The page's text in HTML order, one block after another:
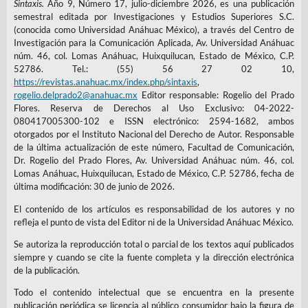
https://dialnet.unirioja.es/servlet/articulo?codigo=6181098
Mattelart, A. (2001). Historia de la sociedad de la información.
Paidos serie comunicación.https://octavioislas.com/wp-
content/uploads/2017/04/mattelart-armand-historia-de-la-
sociedad-de-la-informacion.pdf
Monterde M. (2015). Emergencia, evolución y efectos del
movimiento red 15M. Una aproximación tecnopolítica [Tesis
doctoral, Universitat Oberta de Catalunya]. UOC.
http://openaccess.uoc.edu/webapps/o2/handle/10609/44901?
mode=full
Norris, P. (2001). Digital divide: Civicengagement,
informationpoverty, and the Internet worldwide. Cambridge
UniversityPress. DOI:
https://doi.org/10.1017/CBO9781139164887
Open IA (2024). Pricing. ChatGPT.
Sintaxis.Año 9, Número 17, julio-diciembre 2026, es una publicación
semestral editada por Investigaciones y Estudios Superiores S.C.
(conocida como Universidad Anáhuac México), a través del Centro de
Investigación para la Comunicación Aplicada, Av. Universidad Anáhuac
núm. 46, col. Lomas Anáhuac, Huixquilucan, Estado de México, C.P.
52786. Tel.: (55) 56 27 02 10,
https://revistas.anahuac.mx/index.php/sintaxis,
rogelio.delprado2@anahuac.mxEditor responsable: Rogelio del Prado
Flores. Reserva de Derechos al Uso Exclusivo: 04-2022-
080417005300-102 e ISSN electrónico: 2594-1682, ambos
otorgados por el Instituto Nacional del Derecho de Autor. Responsable
de la última actualización de este número, Facultad de Comunicación,
Dr. Rogelio del Prado Flores, Av. Universidad Anáhuac núm. 46, col.
Lomas Anáhuac, Huixquilucan, Estado de México, C.P. 52786, fecha de
última modificación: 30 de junio de 2026.
El contenido de los artículos es responsabilidad de los autores y no
refleja el punto de vista del Editor ni de la Universidad Anáhuac México.
Se autoriza la reproducción total o parcial de los textos aquí publicados
siempre y cuando se cite la fuente completa y la dirección electrónica
de la publicación.
Todo el contenido intelectual que se encuentra en la presente
publicación periódica se licencia al público consumidor bajo la figura de